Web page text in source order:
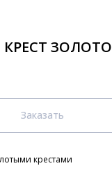
ЗОЛОТО
Заказать
крестами